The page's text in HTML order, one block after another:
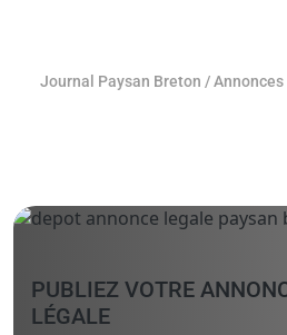
Journal Paysan Breton /
PUBLIEZ VOTRE
LÉGALE